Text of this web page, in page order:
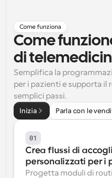
Programmazione
Automatizzare la
Blog
Rimani aggiornato con
Riunioni Instantanee
Incontrare i clienti in
Link di Gruppo
Prenota senza sforzo
Webhook
Ricevi una notifica
Come funziona
Come
di
Semplifica la
per i pazienti e supporta il
semplici passi.
Inizia Parla con le
01
Crea flussi di
personalizzati per i
Progetta moduli di